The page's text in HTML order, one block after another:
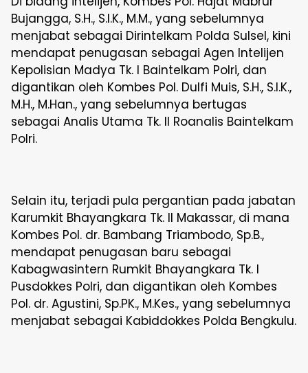
Bujangga, S.H., S.I.K., M.M., yang sebelumnya
menjabat sebagai Dirintelkam Polda Sulsel, kini
mendapat penugasan sebagai Agen Intelijen
Kepolisian Madya Tk. I Baintelkam Polri, dan
digantikan oleh Kombes Pol. Dulfi Muis, S.H., S.I.K.,
M.H., M.Han., yang sebelumnya bertugas
sebagai Analis Utama Tk. II Roanalis Baintelkam
Polri.
Selain itu, terjadi pula pergantian pada jabatan
Karumkit Bhayangkara Tk. II Makassar, di mana
Kombes Pol. dr. Bambang Triambodo, Sp.B.,
mendapat penugasan baru sebagai
Kabagwasintern Rumkit Bhayangkara Tk. I
Pusdokkes Polri, dan digantikan oleh Kombes
Pol. dr. Agustini, Sp.PK., M.Kes., yang sebelumnya
menjabat sebagai Kabiddokkes Polda Bengkulu.